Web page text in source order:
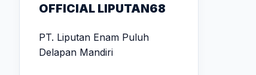
OFFICIAL LIPUTAN68
PT. Liputan Enam Puluh
Delapan Mandiri